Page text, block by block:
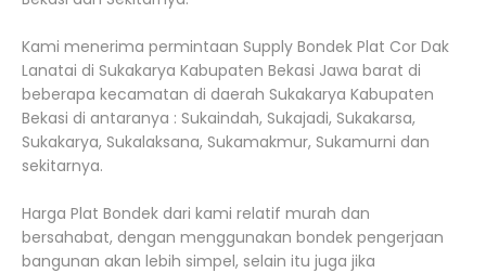
Kami menerima permintaan Supply Bondek Plat Cor Dak
Lanatai di Sukakarya Kabupaten Bekasi Jawa barat di
beberapa kecamatan di daerah Sukakarya Kabupaten
Bekasi di antaranya : Sukaindah, Sukajadi, Sukakarsa,
Sukakarya, Sukalaksana, Sukamakmur, Sukamurni dan
sekitarnya.
Harga Plat Bondek dari kami relatif murah dan
bersahabat, dengan menggunakan bondek pengerjaan
bangunan akan lebih simpel, selain itu juga jika